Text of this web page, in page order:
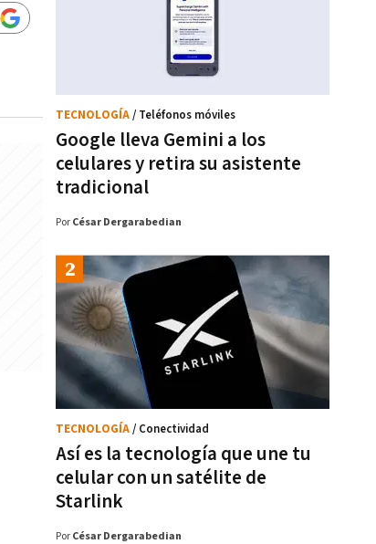
Google lleva Gemini a los
celulares y retira su asistente
tradicional
TECNOLOGÍA/ Teléfonos móviles
Por César Dergarabedian
Así es la tecnología que une tu
celular con un satélite de
Starlink
TECNOLOGÍA/ Conectividad
Por César Dergarabedian